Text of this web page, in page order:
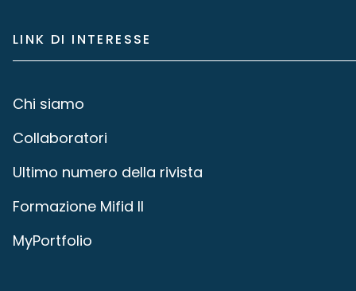
LINK DI INTERESSE
Chi siamo
Collaboratori
Ultimo numero della rivista
Formazione Mifid II
MyPortfolio